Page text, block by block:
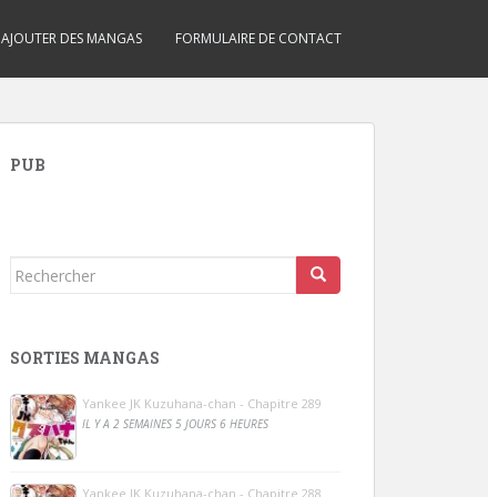
AJOUTER DES MANGAS FORMULAIRE DE CONTACT
PUB
Rechercher...
SORTIES MANGAS
Yankee JK Kuzuhana-chan - Chapitre 289
IL Y A 2 SEMAINES 5 JOURS 6 HEURES
Yankee JK Kuzuhana-chan - Chapitre 288